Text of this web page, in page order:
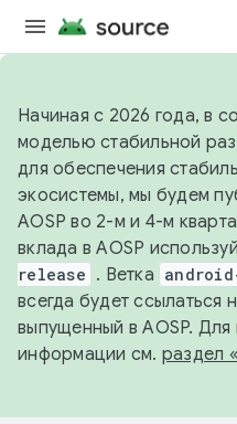
Начиная с 2026 года, в
моделью стабильной
для обеспечения
экосистемы, мы будем
AOSP во 2-м и 4-м
вклада в AOSP
release . Ветка
всегда будет ссылаться
выпущенный в AOSP.
информации см. раздел